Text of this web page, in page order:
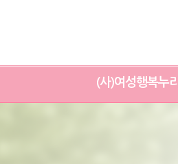
(사)여성행복누리